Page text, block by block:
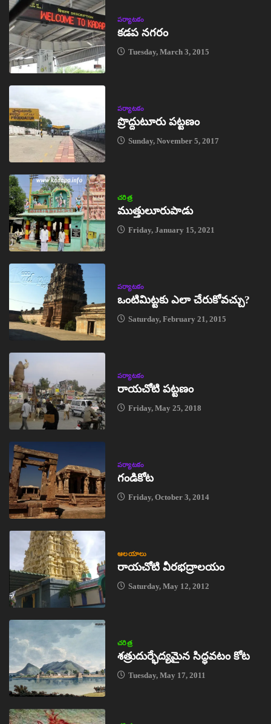
పర్యాటకం
కడప నగరం
Tuesday, March 3, 2015
పర్యాటకం
ప్రొద్దుటూరు పట్టణం
Sunday, November 5, 2017
చరిత్ర
ముత్తులూరుపాడు
Friday, January 15, 2021
పర్యాటకం
ఒంటిమిట్టకు ఎలా చేరుకోవచ్చు?
Saturday, February 21, 2015
పర్యాటకం
రాయచోటి పట్టణం
Friday, May 25, 2018
పర్యాటకం
గండికోట
Friday, October 3, 2014
ఆలయాలు
రాయచోటి వీరభద్రాలయం
Saturday, May 12, 2012
చరిత్ర
శత్రుదుర్భేద్యమైన సిద్ధవటం కోట
Tuesday, May 17, 2011